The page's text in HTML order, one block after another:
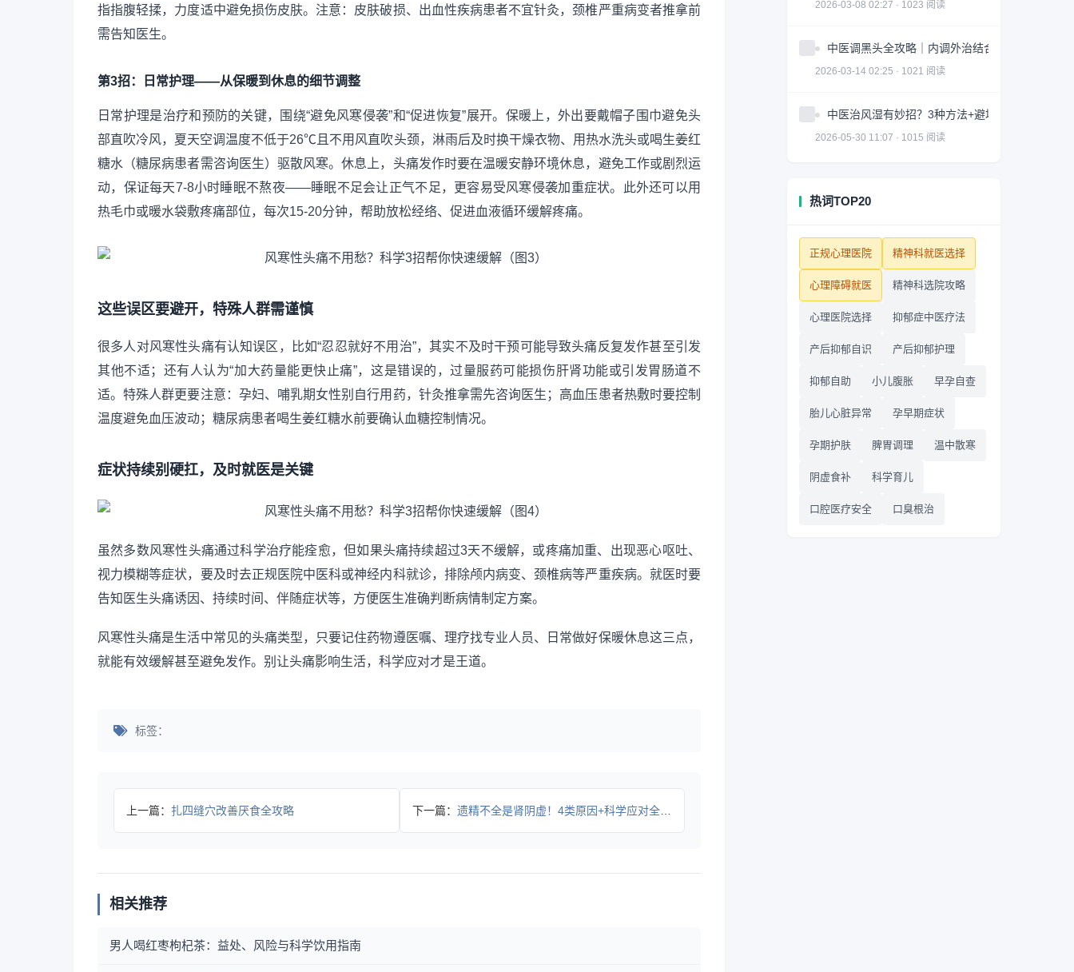
指指腹轻揉，力度适中避免损伤皮肤。注意：皮肤破损、出血性疾病患者不宜针灸，颈椎严重病变者推拿前
需告知医生。
第3招：日常护理——从保暖到休息的细节调整
日常护理是治疗和预防的关键，围绕“避免风寒侵袭”和“促进恢复”展开。保暖上，外出要戴帽子围巾避免头
部直吹冷风，夏天空调温度不低于26℃且不用风直吹头颈，淋雨后及时换干燥衣物、用热水洗头或喝生姜红
糖水（糖尿病患者需咨询医生）驱散风寒。休息上，头痛发作时要在温暖安静环境休息，避免工作或剧烈运
动，保证每天7-8小时睡眠不熬夜——睡眠不足会让正气不足，更容易受风寒侵袭加重症状。此外还可以用
热毛巾或暖水袋敷疼痛部位，每次15-20分钟，帮助放松经络、促进血液循环缓解疼痛。
这些误区要避开，特殊人群需谨慎
很多人对风寒性头痛有认知误区，比如“忍忍就好不用治”，其实不及时干预可能导致头痛反复发作甚至引发
其他不适；还有人认为“加大药量能更快止痛”，这是错误的，过量服药可能损伤肝肾功能或引发胃肠道不
适。特殊人群更要注意：孕妇、哺乳期女性别自行用药，针灸推拿需先咨询医生；高血压患者热敷时要控制
温度避免血压波动；糖尿病患者喝生姜红糖水前要确认血糖控制情况。
症状持续别硬扛，及时就医是关键
虽然多数风寒性头痛通过科学治疗能痊愈，但如果头痛持续超过3天不缓解，或疼痛加重、出现恶心呕吐、
视力模糊等症状，要及时去正规医院中医科或神经内科就诊，排除颅内病变、颈椎病等严重疾病。就医时要
告知医生头痛诱因、持续时间、伴随症状等，方便医生准确判断病情制定方案。
风寒性头痛是生活中常见的头痛类型，只要记住药物遵医嘱、理疗找专业人员、日常做好保暖休息这三点，
就能有效缓解甚至避免发作。别让头痛影响生活，科学应对才是王道。
标签：
上一篇： 扎四缝穴改善厌食全攻略 下一篇： 遗精不全是肾阴虚！4类原因+科学应对全攻略
相关推荐
男人喝红枣枸杞茶：益处、风险与科学饮用指南
2026-03-08 02:27 · 1023 阅读
中医调黑头全攻略｜内调外治结合改善皮肤问题
2026-03-14 02:25 · 1021 阅读
中医治风湿有妙招？3种方法+避坑指南助你科学
2026-05-30 11:07 · 1015 阅读
热词TOP20
正规心理医院 精神科就医选择
心理障碍就医 精神科选院攻略
心理医院选择 抑郁症中医疗法
产后抑郁自识 产后抑郁护理
抑郁自助 小儿腹胀 早孕自查
胎儿心脏异常 孕早期症状
孕期护肤 脾胃调理 温中散寒
阴虚食补 科学育儿
口腔医疗安全 口臭根治